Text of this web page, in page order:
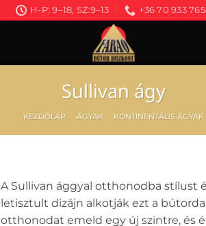
H-P: 9–18, SZ:9–13 +36 70 933
Sullivan ágy
KEZDŐLAP ÁGYAK KONTINENTÁLIS ÁGYAK
A Sullivan ággyal otthonodba stílust
letisztult dizájn alkotják ezt a
otthonodat emeld egy új szintre, és